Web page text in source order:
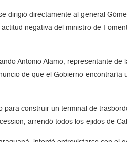
dirigió directamente al general
negativa del ministro de
Antonio Alamo, representante de
de que el Gobierno encontraría
construir un terminal de
arrendó todos los ejidos de